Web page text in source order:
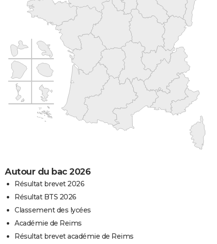
Autour du bac 2026
Résultat brevet 2026
Résultat BTS 2026
Classement des lycées
Académie de Reims
Résultat brevet académie de Reims